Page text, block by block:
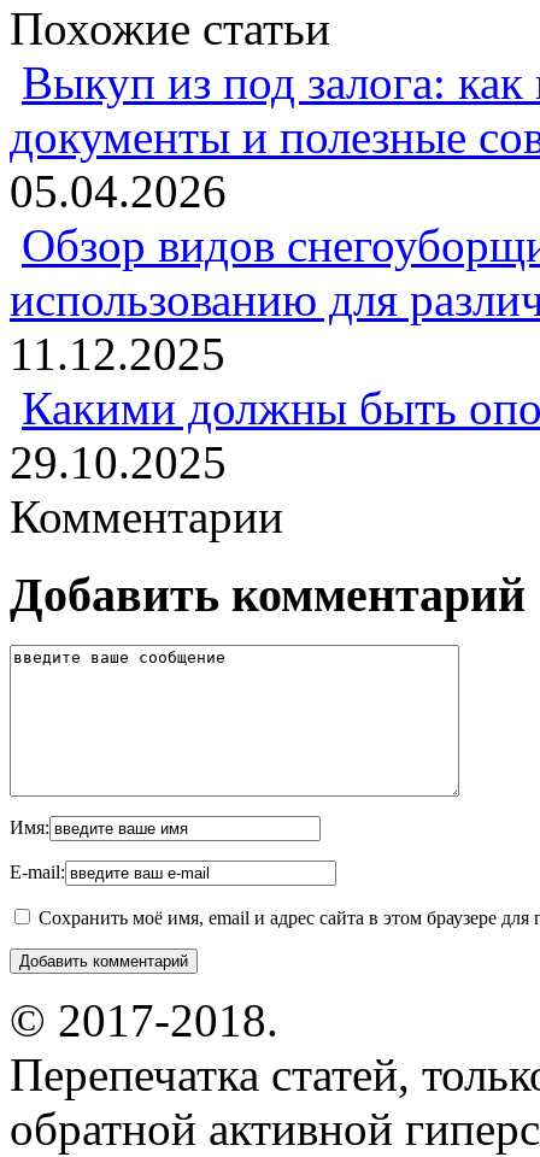
Похожие статьи
Выкуп из под залога:
документы и полезные
05.04.2026
Обзор видов
использованию для
11.12.2025
Какими должны быть
29.10.2025
Комментарии
Добавить комментарий
Имя:
E-mail:
Сохранить моё имя, email и адрес сайта в этом браузере
© 2017-2018.
Перепечатка статей,
обратной активной